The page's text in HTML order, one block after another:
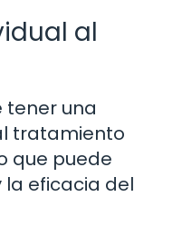
al
una
tratamiento
que puede
la eficacia del